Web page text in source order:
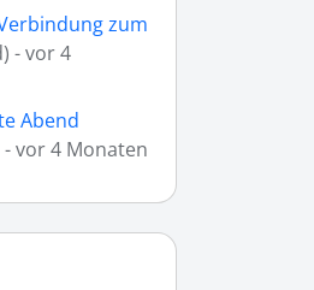
zum
- vor 4
Abend
vor 4 Monaten